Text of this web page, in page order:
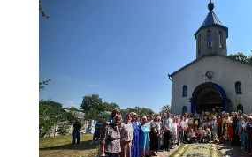
особливі молитви за мир в Україні,